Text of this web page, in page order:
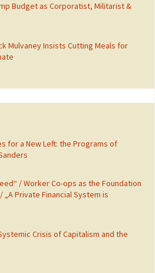
Budget as Corporatist, Militarist &
Mulvaney Insists Cutting Meals for
for a New Left: the Programs of
/ Worker Co-ops as the Foundation
Private Financial System is
Crisis of Capitalism and the